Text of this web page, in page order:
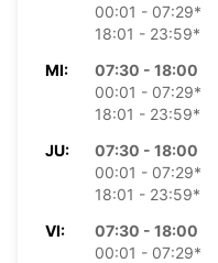
00:01 - 07:29*
18:01 - 23:59*
MI:
07:30 - 18:00
00:01 - 07:29*
18:01 - 23:59*
JU:
07:30 - 18:00
00:01 - 07:29*
18:01 - 23:59*
VI:
07:30 - 18:00
00:01 - 07:29*